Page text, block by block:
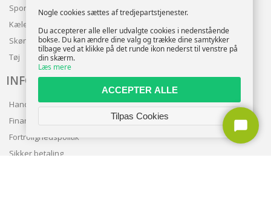
Sport
Kæledyr
Skønhed
Tøj
INFO
Handelsbetingelser
Finansering
Fortrolighedspolitik
Sikker betaling
Nogle cookies sættes af tredjepartstjenester.
Du accepterer alle eller udvalgte cookies i nedenstående
bokse. Du kan ændre dine valg og trække dine samtykker
tilbage ved at klikke på det runde ikon nederst til venstre på
din skærm.
Læs mere
ACCEPTER ALLE
Tilpas Cookies